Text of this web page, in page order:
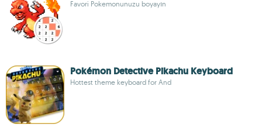
Favori Pokemonunuzu boyayın
Pokémon Detective Pikachu Keyboard
Hottest theme keyboard for And